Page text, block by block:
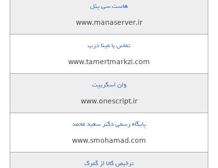
هاست سی پنل
www.manaserver.ir
تماس با مینا درب
www.tamertmarkzi.com
وان اسکریپت
www.onescript.ir
پایگاه رسمی دکتر سعید محمد
www.smohamad.com
ترخیص کالا از گمرک